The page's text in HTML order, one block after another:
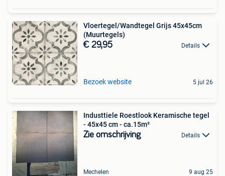
Vloertegel/Wandtegel Grijs 45x45cm
(Muurtegels)
€ 29,95 Details
Bezoek website 5 jul 26
Industtiele Roestlook Keramische tegel
- 45x45 cm - ca.15m²
Zie omschrijving Details
Mechelen 9 aug 25